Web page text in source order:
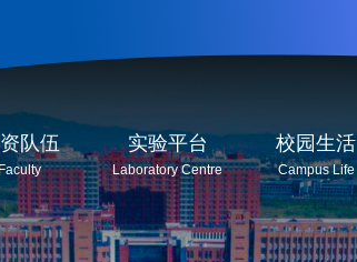
队伍
Faculty
实验平台
Laboratory Centre
校园生活
Campus Life